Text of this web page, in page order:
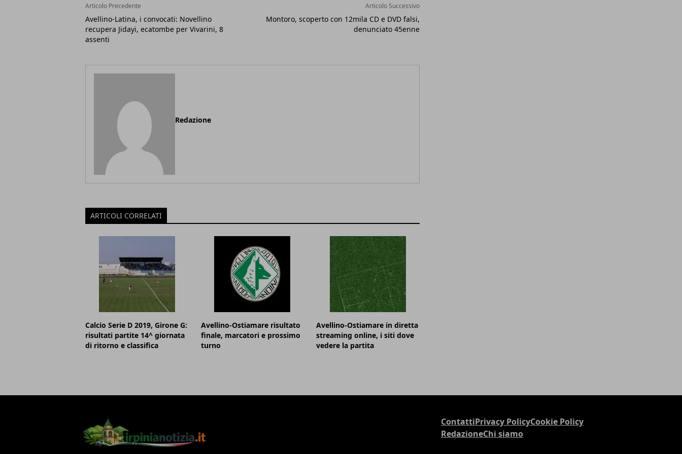
Articolo Precedente
Avellino-Latina, i convocati: Novellino
recupera Jidayi, ecatombe per Vivarini, 8
assenti
Articolo Successivo
Montoro, scoperto con 12mila CD e DVD falsi,
denunciato 45enne
Redazione
ARTICOLI CORRELATI
Calcio Serie D 2019, Girone G:
risultati partite 14^ giornata
di ritorno e classifica
Avellino-Ostiamare risultato
finale, marcatori e prossimo
turno
Avellino-Ostiamare in diretta
streaming online, i siti dove
vedere la partita
ContattiPrivacy PolicyCookie Policy
RedazioneChi siamo